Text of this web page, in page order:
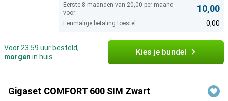
Eerste 8 maanden van 20,00 per maand
voor:
10,00
Eenmalige betaling toestel: 0,00
Voor 23:59 uur besteld,
morgen in huis Kies je bundel
Gigaset COMFORT 600 SIM Zwart